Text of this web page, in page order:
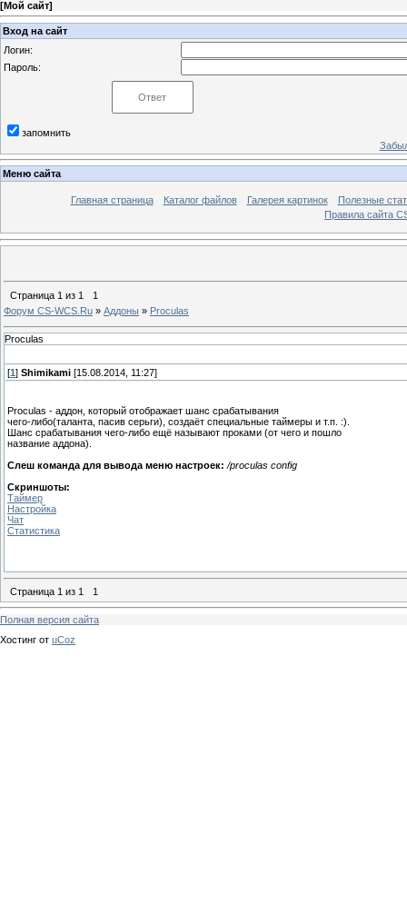
[Мой сайт]
Вход на сайт
Логин:
Пароль:
запомнить
Меню сайта
Главная страница Каталог файлов Галерея картинок
Полезные
Правила сайта
Страница 1 из 1
1
Форум CS-WCS.Ru » Аддоны » Proculas
Proculas
[1 ] Shimikami [15.08.2014, 11:27]
Proculas - аддон, который отображает шанс срабатывания
чего-либо(таланта, пасив серьги), создаёт специальные таймеры и т.п. :).
Шанс срабатывания чего-либо ещё называют проками (от чего и пошло
название аддона).
Слеш команда для вывода меню настроек: /proculas config
Скриншоты:
Таймер
Настройка
Чат
Cтатистика
Страница 1 из 1 1
Полная версия сайта
Хостинг от uCoz